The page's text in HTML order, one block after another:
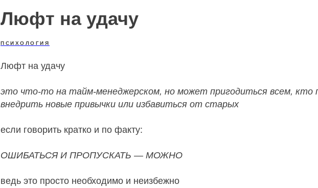
Люфт на удачу
ПСИХОЛОГИЯ
Люфт на удачу
это что-то на тайм-менеджерском, но может пригодиться всем,
внедрить новые привычки или избавиться от старых
если говорить кратко и по факту:
ОШИБАТЬСЯ И ПРОПУСКАТЬ — МОЖНО
ведь это просто необходимо и неизбежно